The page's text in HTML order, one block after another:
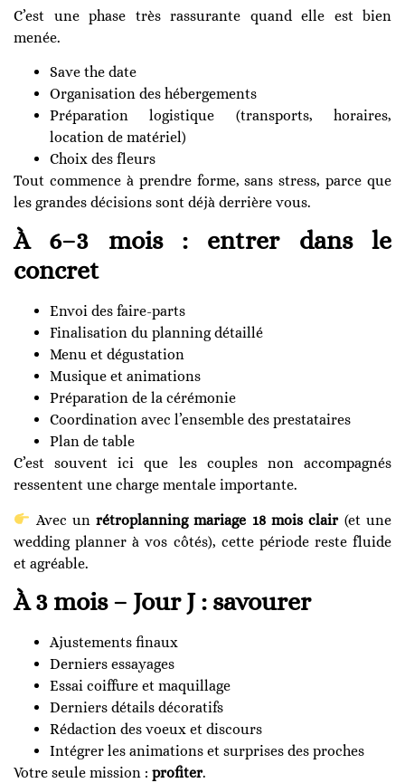
C’est une phase très rassurante quand elle est bien
menée.
Save the date
Organisation des hébergements
Préparation logistique (transports, horaires,
location de matériel)
Choix des fleurs
Tout commence à prendre forme, sans stress, parce que
les grandes décisions sont déjà derrière vous.
À 6–3 mois : entrer dans le
concret
Envoi des faire-parts
Finalisation du planning détaillé
Menu et dégustation
Musique et animations
Préparation de la cérémonie
Coordination avec l’ensemble des prestataires
Plan de table
C’est souvent ici que les couples non accompagnés
ressentent une charge mentale importante.
Avec unrétroplanning mariage 18 mois clair(et une
wedding planner à vos côtés), cette période reste fluide
et agréable.
À 3 mois – Jour J : savourer
Ajustements finaux
Derniers essayages
Essai coiffure et maquillage
Derniers détails décoratifs
Rédaction des voeux et discours
Intégrer les animations et surprises des proches
Votre seule mission : profiter.